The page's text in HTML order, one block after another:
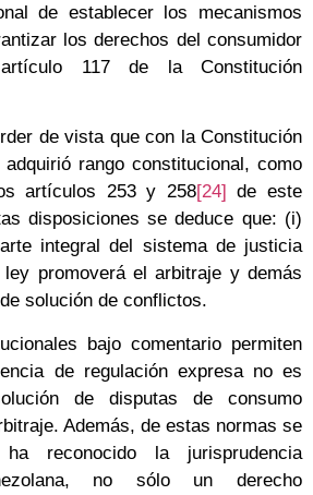
de establecer los mecanismos
los derechos del consumidor
117 de la Constitución
de vista que con la Constitución
rango constitucional, como
artículos 253 y 258[24]
de este
disposiciones se deduce que: (i)
integral del sistema de justicia
promoverá el arbitraje y demás
solución de conflictos.
bajo comentario permiten
de regulación expresa no es
de disputas de consumo
Además, de estas normas se
reconocido la jurisprudencia
no sólo un derecho